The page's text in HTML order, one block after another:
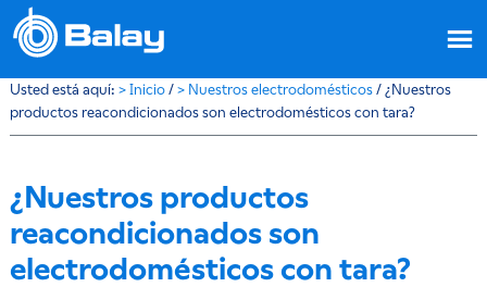
Usted está aquí: > Inicio / > Nuestros electrodomésticos /¿Nuestros
productos reacondicionados son electrodomésticos con tara?
¿Nuestros productos
reacondicionados son
electrodomésticos con tara?